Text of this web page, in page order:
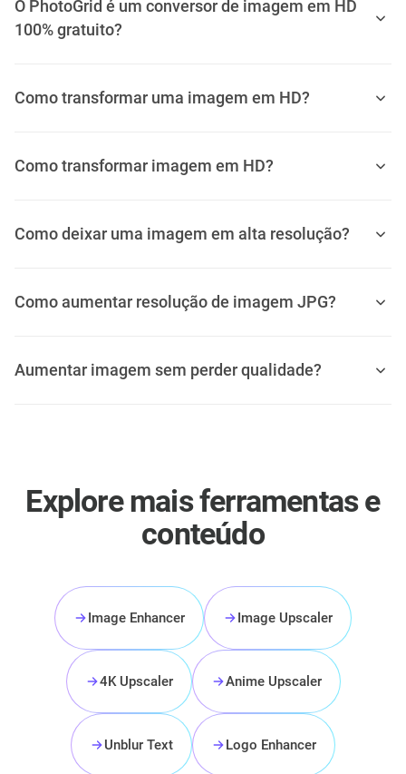
O PhotoGrid é um conversor de imagem em HD
100% gratuito?
Como transformar uma imagem em HD?
Como transformar imagem em HD?
Como deixar uma imagem em alta resolução?
Como aumentar resolução de imagem JPG?
Aumentar imagem sem perder qualidade?
Explore mais ferramentas e
conteúdo
Image Enhancer Image Upscaler
4K Upscaler Anime Upscaler
Unblur Text Logo Enhancer